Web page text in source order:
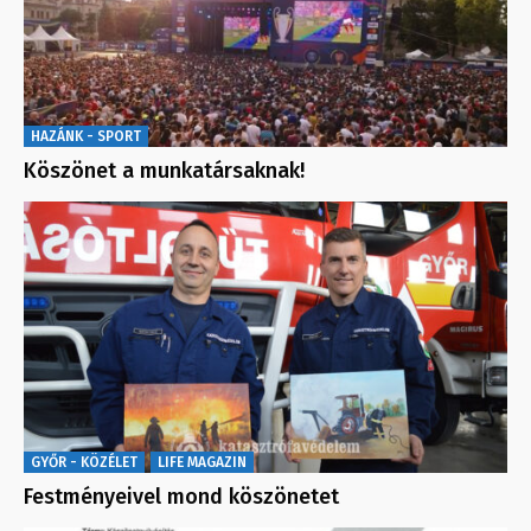
HAZÁNK - SPORT
Köszönet a munkatársaknak!
GYŐR - KÖZÉLET LIFE MAGAZIN
Festményeivel mond köszönetet